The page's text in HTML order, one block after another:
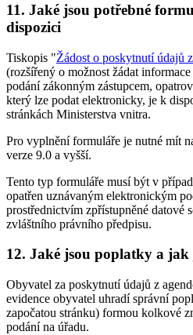
11. Jaké jsou potřebné
dispozici
Tiskopis "Žádost o poskytnutí údajů
(rozšířený o možnost žádat
podání zákonným zástupcem,
který lze podat elektronicky, je k
stránkách Ministerstva vnitra.
Pro vyplnění formuláře je nutné mít
verze 9.0 a vyšší.
Tento typ formuláře musí být v
opatřen uznávaným elektronickým
prostřednictvím zpřístupněné datové
zvláštního právního předpisu.
12. Jaké jsou poplatky a
Obyvatel za poskytnutí údajů z
evidence obyvatel uhradí správní
započatou stránku) formou kolkové
podání na úřadu.